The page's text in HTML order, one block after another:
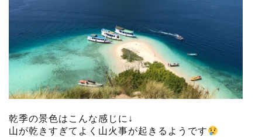
乾季の景色はこんな感じに↓
山が乾きすぎてよく山火事が起きるようです